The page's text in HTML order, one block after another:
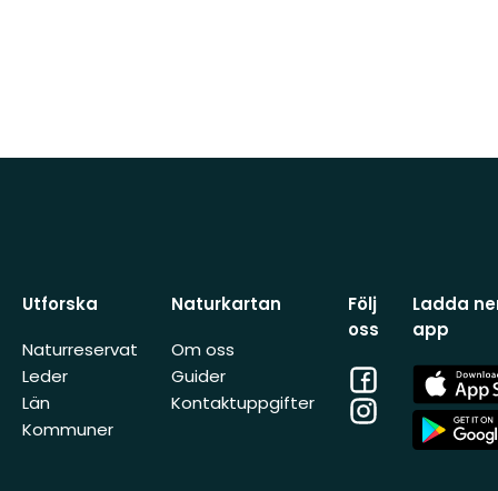
Utforska
Naturreservat
Leder
Län
Kommuner
Naturkartan
Om oss
Guider
Kontaktuppgifter
Följ
oss
Facebook
Instagram
Ladda
app
App
Store
App
Store